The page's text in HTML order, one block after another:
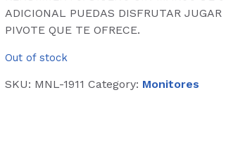
ADICIONAL PUEDAS DISFRUTAR
PIVOTE QUE TE OFRECE.
Out of stock
SKU: MNL-1911 Category: Monitores